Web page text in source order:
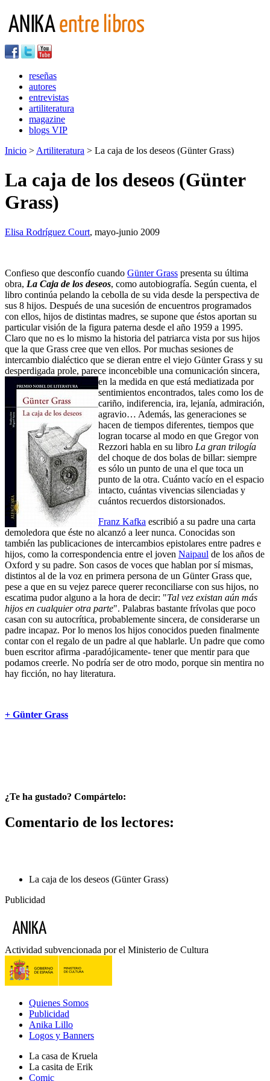
reseñas
autores
entrevistas
artiliteratura
magazine
blogs VIP
Inicio > Artiliteratura > La caja de los deseos (Günter Grass)
La caja de los deseos (Günter
Grass)
Elisa Rodríguez Court, mayo-junio 2009
Confieso que desconfío cuando Günter Grass presenta su última
obra, La Caja de los deseos, como autobiografía. Según cuenta, el
libro continúa pelando la cebolla de su vida desde la perspectiva de
sus 8 hijos. Después de una sucesión de encuentros programados
con ellos, hijos de distintas madres, se supone que éstos aportan su
particular visión de la figura paterna desde el año 1959 a 1995.
Claro que no es lo mismo la historia del patriarca vista por sus hijos
que la que Grass cree que ven ellos. Por muchas sesiones de
intercambio dialéctico que se dieran entre el viejo Günter Grass y su
desperdigada prole, parece inconcebible una comunicación sincera,
en la medida en que está mediatizada por
sentimientos encontrados, tales como los de
cariño, indiferencia, ira, lejanía, admiración,
agravio… Además, las generaciones se
hacen de tiempos diferentes, tiempos que
logran tocarse al modo en que Gregor von
Rezzori habla en su libro La gran trilogía
del choque de dos bolas de billar: siempre
es sólo un punto de una el que toca un
punto de la otra. Cuánto vacío en el espacio
intacto, cuántas vivencias silenciadas y
cuántos recuerdos distorsionados.
Franz Kafka escribió a su padre una carta
demoledora que éste no alcanzó a leer nunca. Conocidas son
también las publicaciones de intercambios epistolares entre padres e
hijos, como la correspondencia entre el joven Naipaul de los años de
Oxford y su padre. Son casos de voces que hablan por sí mismas,
distintos al de la voz en primera persona de un Günter Grass que,
pese a que en su vejez parece querer reconciliarse con sus hijos, no
escatima pudor alguno a la hora de decir: "Tal vez existan aún más
hijos en cualquier otra parte". Palabras bastante frívolas que poco
casan con su autocrítica, probablemente sincera, de considerarse un
padre incapaz. Por lo menos los hijos conocidos pueden finalmente
contar con el regalo de un padre al que hablarle. Un padre que como
buen escritor afirma -paradójicamente- tener que mentir para que
podamos creerle. No podría ser de otro modo, porque sin mentira no
hay ficción, no hay literatura.
+ Günter Grass
¿Te ha gustado? Compártelo:
Comentario de los lectores:
La caja de los deseos (Günter Grass)
Publicidad
Actividad subvencionada por el Ministerio de Cultura
Quienes Somos
Publicidad
Anika Lillo
Logos y Banners
La casa de Kruela
La casita de Erik
Comic